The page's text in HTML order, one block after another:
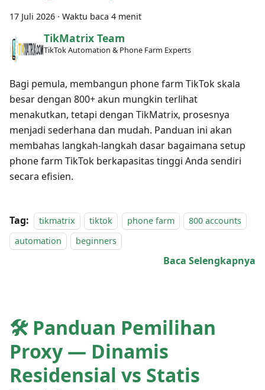
17 Juli 2026 · Waktu baca 4 menit
TikMatrix Team
TikTok Automation & Phone Farm Experts
Bagi pemula, membangun phone farm TikTok skala
besar dengan 800+ akun mungkin terlihat
menakutkan, tetapi dengan TikMatrix, prosesnya
menjadi sederhana dan mudah. Panduan ini akan
membahas langkah-langkah dasar bagaimana setup
phone farm TikTok berkapasitas tinggi Anda sendiri
secara efisien.
Tag: tikmatrix tiktok phone farm
800 accounts
automation
beginners
Baca Selengkapnya
🛠 Panduan Pemilihan
Proxy — Dinamis
Residensial vs Statis